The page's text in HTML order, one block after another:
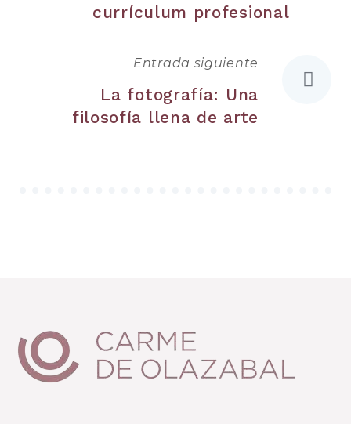
currículum profesional
Entrada siguiente
La fotografía: Una
filosofía llena de arte